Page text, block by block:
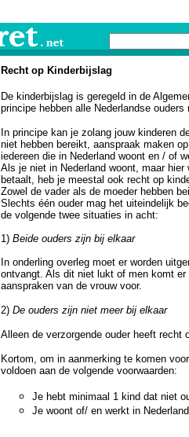
Recht op Kinderbijslag
De kinderbijslag is geregeld in de
principe hebben alle Nederlandse
In principe kan je zolang jouw kinderen
niet hebben bereikt, aanspraak maken
iedereen die in Nederland woont en / of
Als je niet in Nederland woont, maar hier
betaalt, heb je meestal ook recht op
Zowel de vader als de moeder hebben
Slechts één ouder mag het uiteindelijk
de volgende twee situaties in acht:
1) Beide ouders zijn bij elkaar
In onderling overleg moet er worden
ontvangt. Als dit niet lukt of men komt er
aanspraken van de vrouw voor.
2) De ouders zijn niet meer bij elkaar
Alleen de verzorgende ouder heeft recht
Kortom, om in aanmerking te komen
voldoen aan de volgende voorwaarden:
Je hebt minimaal 1 kind dat niet
Je woont of/ en werkt in